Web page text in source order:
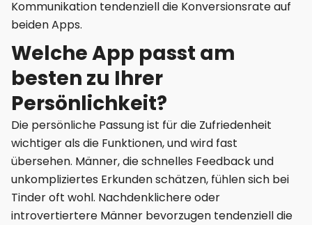
Kommunikation tendenziell die Konversionsrate auf
beiden Apps.
Welche App passt am
besten zu Ihrer
Persönlichkeit?
Die persönliche Passung ist für die Zufriedenheit
wichtiger als die Funktionen, und wird fast
übersehen. Männer, die schnelles Feedback und
unkompliziertes Erkunden schätzen, fühlen sich bei
Tinder oft wohl. Nachdenklichere oder
introvertiertere Männer bevorzugen tendenziell die